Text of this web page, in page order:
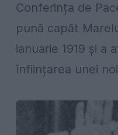
Conferința de
pună capăt
ianuarie 1919 și a
înființarea unei